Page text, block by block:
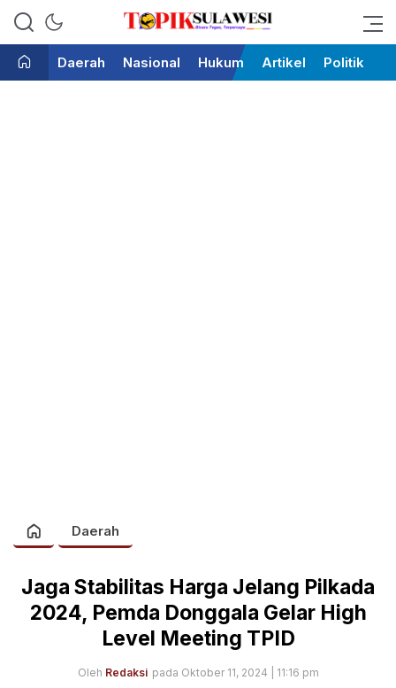
Topik Sulawesi
Bicara Tegas Terpercaya
Daerah
Nasional Hukum Artikel Politik
Daerah
Jaga Stabilitas Harga Jelang Pilkada
2024, Pemda Donggala Gelar High
Level Meeting TPID
Oleh Redaksi pada Oktober 11, 2024 | 11:16 pm